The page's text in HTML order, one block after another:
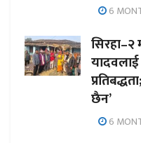
6
सिरहा–२
छैन’
6